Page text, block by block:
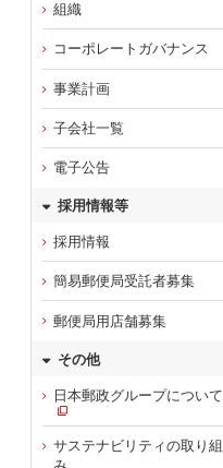
組織
コーポレートガバナンス
事業計画
子会社一覧
電子公告
採用情報等
採用情報
簡易郵便局受託者募集
郵便局用店舗募集
その他
日本郵政グループについて
サステナビリティの取り組